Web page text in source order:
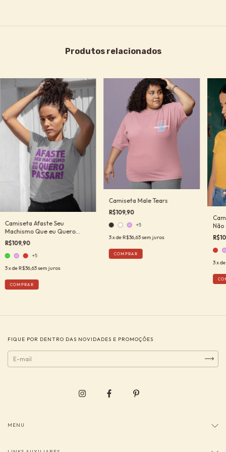
Produtos relacionados
Camiseta Afaste Seu
Machismo Que eu Quero
Passar
R$109,90
+5
3x deR$36,63sem juros
COMPRAR
Camiseta Male Tears
R$109,90
+5
3x deR$36,63sem juros
COMPRAR
Não
3x de
FIQUE POR DENTRO DAS NOVIDADES E PROMOÇÕES
MENU